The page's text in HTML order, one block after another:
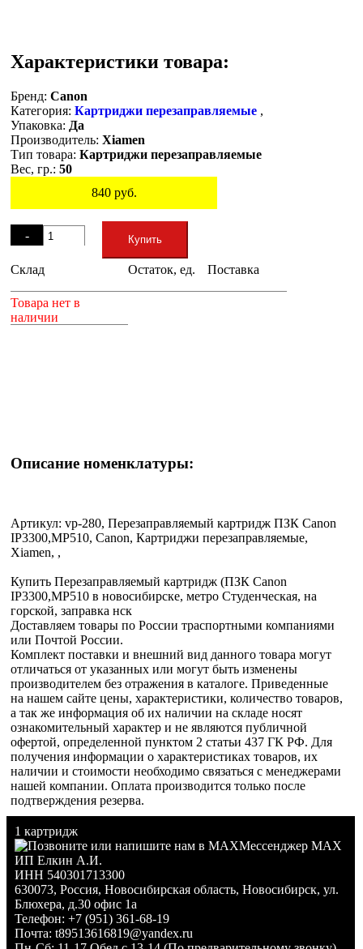
Характеристики товара:
Бренд: Canon
Категория: Картриджи перезаправляемые ,
Упаковка: Да
Производитель: Xiamen
Тип товара: Картриджи перезаправляемые
Вес, гр.: 50
840руб.
-
+
Купить
Склад Остаток, ед. Поставка
Товара нет в
наличии
Описание номенклатуры:
Артикул: vp-280, Перезаправляемый картридж ПЗК Canon
IP3300,MP510, Canon, Картриджи перезаправляемые,
Xiamen, ,
Купить Перезаправляемый картридж (ПЗК Canon
IP3300,MP510 в новосибирске, метро Студенческая, на
горской, заправка нск
Доставляем товары по России траспортными компаниями
или Почтой России.
Комплект поставки и внешний вид данного товара могут
отличаться от указанных или могут быть изменены
производителем без отражения в каталоге. Приведенные
на нашем сайте цены, характеристики, количество товаров,
а так же информация об их наличии на складе носят
ознакомительный характер и не являются публичной
офертой, определенной пунктом 2 статьи 437 ГК РФ. Для
получения информации о характеристиках товаров, их
наличии и стоимости необходимо связаться с менеджерами
нашей компании. Оплата производится только после
подтверждения резерва.
1 картридж
Мессенджер MAX
ИП Елкин А.И.
ИНН 540301713300
630073, Россия, Новосибирская область, Новосибирск, ул.
Блюхера, д.30 офис 1а
Телефон: +7 (951) 361-68-19
Почта: t89513616819@yandex.ru